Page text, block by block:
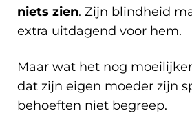
niets zien. Zijn blindheid
extra uitdagend voor hem.
Maar wat het nog
dat zijn eigen moeder zijn
behoeften niet begreep.